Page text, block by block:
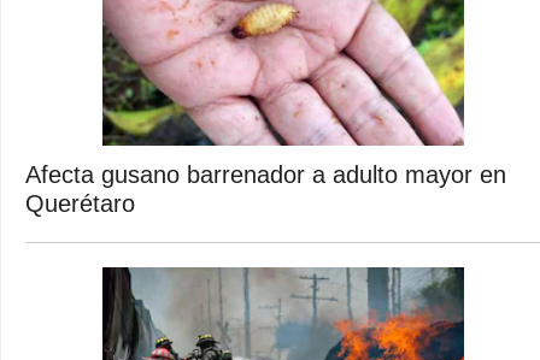
Afecta gusano barrenador a adulto mayor en
Querétaro